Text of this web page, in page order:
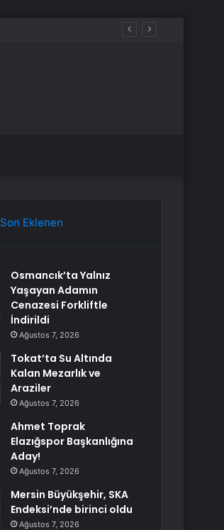
Son Eklenen
Osmancık’ta Yalnız
Yaşayan Adamın
Cenazesi Forkliftle
İndirildi
Ağustos 7, 2026
Tokat’ta Su Altında
Kalan Mezarlık ve
Araziler
Ağustos 7, 2026
Ahmet Toprak
Elazığspor Başkanlığına
Aday!
Ağustos 7, 2026
Mersin Büyükşehir, SKA
Endeksi’nde birinci oldu
Ağustos 7, 2026